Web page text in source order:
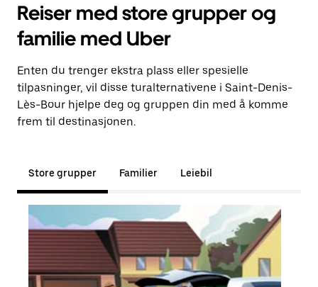
Reiser med store grupper og
familie med Uber
Enten du trenger ekstra plass eller spesielle
tilpasninger, vil disse turalternativene i Saint-Denis-
Lès-Bour hjelpe deg og gruppen din med å komme
frem til destinasjonen.
Store grupper Familier Leiebil